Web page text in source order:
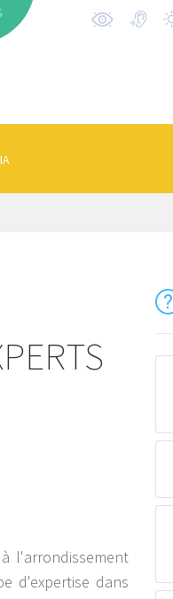
l'arrondissement
d'expertise dans